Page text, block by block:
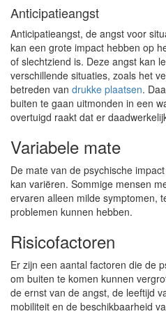
Anticipatieangst
Anticipatieangst, de angst voor
kan een grote impact hebben op
of slechtziend is. Deze angst kan
verschillende situaties, zoals het
betreden van drukke plaatsen.
buiten te gaan uitmonden in een
overtuigd raakt dat er
Variabele mate
De mate van de psychische
kan variëren. Sommige mensen
ervaren alleen milde symptomen,
problemen kunnen hebben.
Risicofactoren
Er zijn een aantal factoren die de
om buiten te komen kunnen
de ernst van de angst, de leeftijd
mobiliteit en de beschikbaarheid